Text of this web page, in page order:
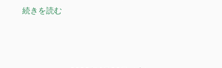
続きを読む“【不動産の売却ご相談ください！】”